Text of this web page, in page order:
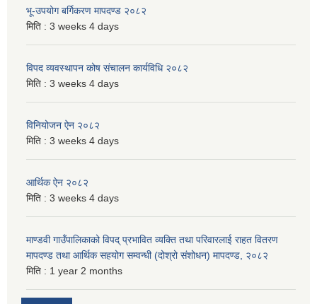
भू-उपयोग बर्गिकरण मापदण्ड २०८२
मिति : 3 weeks 4 days
विपद व्यवस्थापन कोष संचालन कार्यविधि २०८२
मिति : 3 weeks 4 days
विनियोजन ऐन २०८२
मिति : 3 weeks 4 days
आर्थिक ऐन २०८२
मिति : 3 weeks 4 days
माण्डवी गाउँपालिकाको विपद् प्रभावित व्यक्ति तथा परिवारलाई राहत वितरण
मापदण्ड तथा आर्थिक सहयोग सम्वन्धी (दोश्रो संशोधन) मापदण्ड, २०८२
मिति : 1 year 2 months